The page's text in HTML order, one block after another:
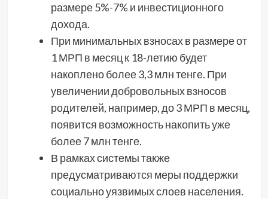
размере 5%-7% и инвестиционного
дохода.
При минимальных взносах в размере от
1 МРП в месяц к 18-летию будет
накоплено более 3,3 млн тенге. При
увеличении добровольных взносов
родителей, например, до 3 МРП в месяц,
появится возможность накопить уже
более 7 млн тенге.
В рамках системы также
предусматриваются меры поддержки
социально уязвимых слоев населения.